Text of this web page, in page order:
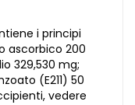
i principi
ascorbico 200
329,530 mg;
(E211) 50
vedere